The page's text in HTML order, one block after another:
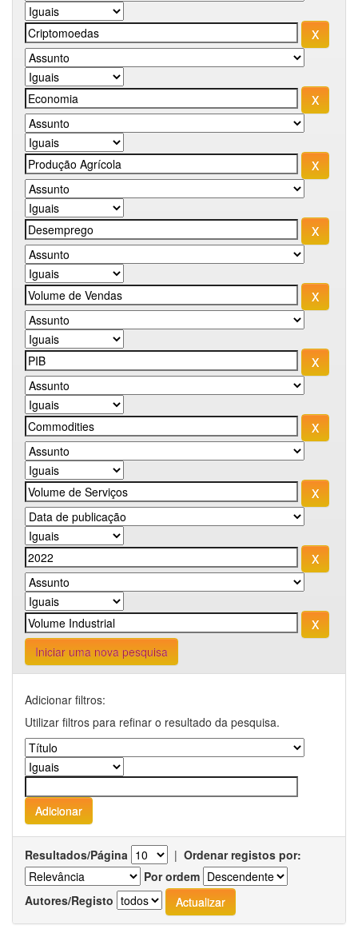
Iniciar uma nova pesquisa
Adicionar filtros:
Utilizar filtros para refinar o resultado da pesquisa.
Resultados/Página | Ordenar registos por:
Por ordem
Autores/Registo